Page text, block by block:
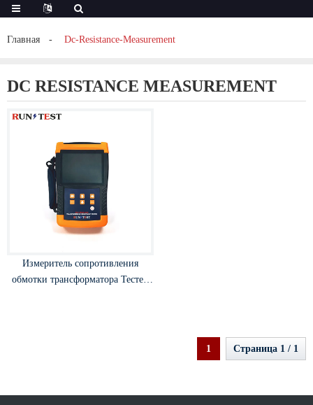
Главная Dc-Resistance-Measurement
DC RESISTANCE MEASUREMENT
Измеритель сопротивления
обмотки трансформатора Тестер
1 Страница 1 / 1